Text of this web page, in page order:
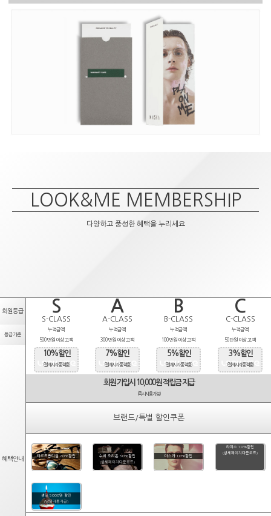
LOOK&ME MEMBERSHIP
다양하고 풍성한 혜택을 누리세요
회원등급 S A B C
S-CLASS A-CLASS B-CLASS C-CLASS
등급기준
누적금액
500만원 이상 고객
누적금액
300만원 이상 고객
누적금액
100만원 이상 고객
누적금액
50만원 이상 고객
혜택안내
10%할인
(결제시 자동적용)
7%할인
(결제시 자동적용)
5%할인
(결제시 자동적용)
3%할인
(결제시 자동적용)
회원 가입시 10,000원 적립금 지급
(즉시사용가능)
브랜드/특별 할인쿠폰
타르트옵티컬 20%할인
수비 오리온 50%할인
(상세페이지다운로드)
마스카 10%할인
라피스 10%할인
(상세페이지다운로드)
생일 5000원 할인
(당일자동지급)